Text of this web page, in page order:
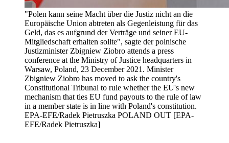
"Polen kann seine Macht über die Justiz nicht an die
Europäische Union abtreten als Gegenleistung für das
Geld, das es aufgrund der Verträge und seiner EU-
Mitgliedschaft erhalten sollte", sagte der polnische
Justizminister Zbigniew Ziobro attends a press
conference at the Ministry of Justice headquarters in
Warsaw, Poland, 23 December 2021. Minister
Zbigniew Ziobro has moved to ask the country's
Constitutional Tribunal to rule whether the EU's new
mechanism that ties EU fund payouts to the rule of law
in a member state is in line with Poland's constitution.
EPA-EFE/Radek Pietruszka POLAND OUT [EPA-
EFE/Radek Pietruszka]